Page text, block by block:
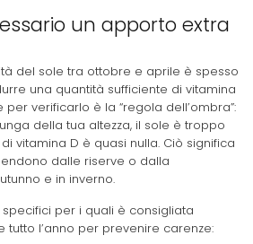
un apporto extra
del sole tra ottobre e aprile è spesso
una quantità sufficiente di vitamina
verificarlo è la “regola dell’ombra”:
della tua altezza, il sole è troppo
vitamina D è quasi nulla. Ciò significa
dalle riserve o dalla
e in inverno.
per i quali è consigliata
tutto l’anno per prevenire carenze: